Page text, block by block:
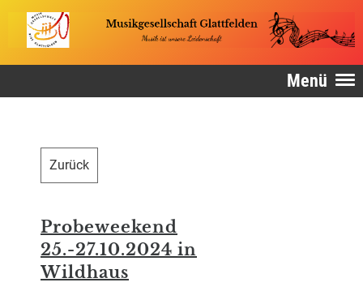
Menü
Zurück
Probeweekend
25.-27.10.2024 in
Wildhaus